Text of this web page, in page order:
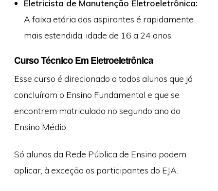
Eletricista de Manutenção Eletroeletrônica:
A faixa etária dos aspirantes é rapidamente
mais estendida, idade de 16 a 24 anos.
Curso Técnico Em Eletroeletrônica
Esse curso é direcionado a todos alunos que já
concluíram o Ensino Fundamental e que se
encontrem matriculado no segundo ano do
Ensino Médio.
Só alunos da Rede Pública de Ensino podem
aplicar, à exceção os participantes do EJA.